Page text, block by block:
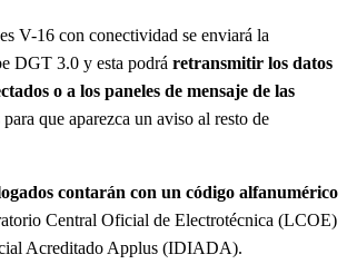
V-16 con conectividad se enviará la
DGT 3.0 y esta podrá retransmitir los datos
o a los paneles de mensaje de las
para que aparezca un aviso al resto de
contarán con un código alfanumérico
Central Oficial de Electrotécnica (LCOE)
Acreditado Applus (IDIADA).